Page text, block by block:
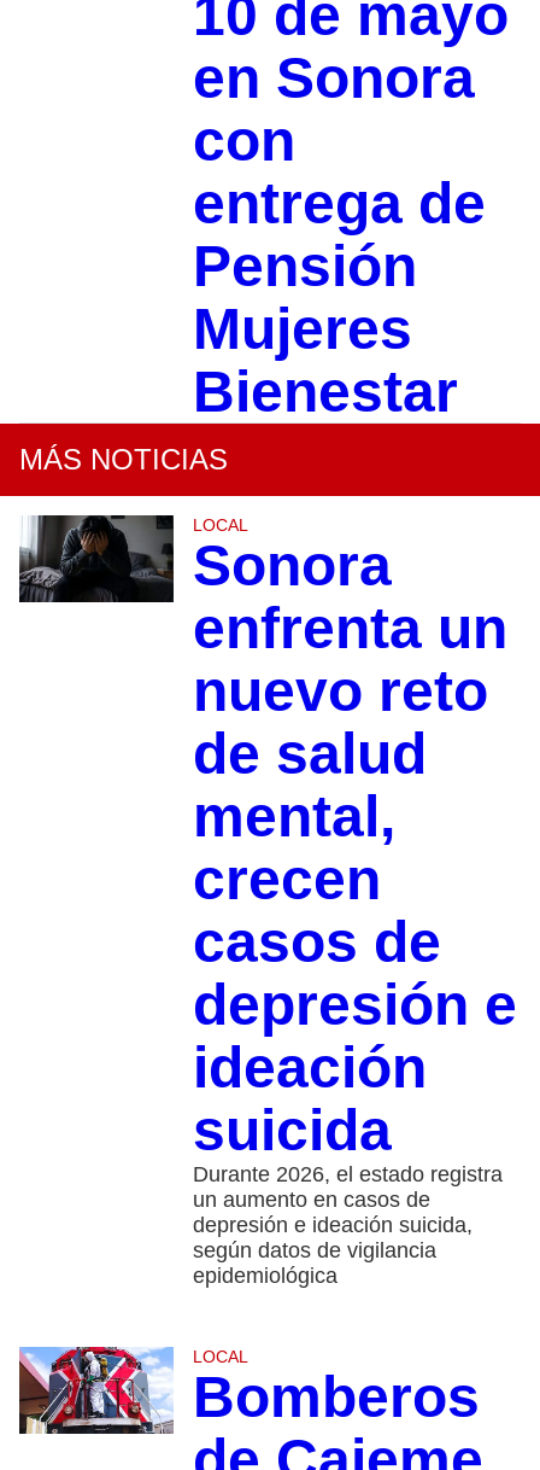
10 de mayo
en Sonora
con
entrega de
Pensión
Mujeres
Bienestar
MÁS NOTICIAS
LOCAL
Sonora
enfrenta un
nuevo reto
de salud
mental,
crecen
casos de
depresión e
ideación
suicida
Durante 2026, el estado registra
un aumento en casos de
depresión e ideación suicida,
según datos de vigilancia
epidemiológica
LOCAL
Bomberos